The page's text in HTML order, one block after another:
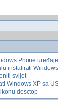
Phone
instalirati
svijet
Windows XP sa
desctop